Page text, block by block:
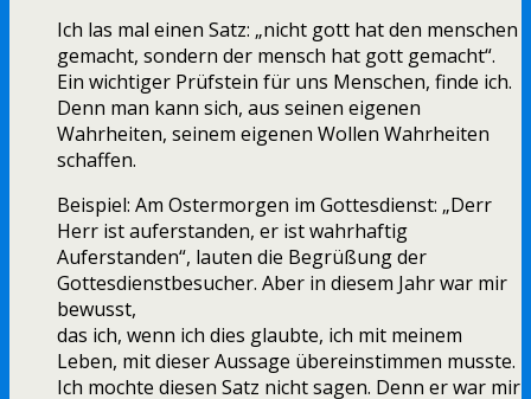
Ich las mal einen Satz: „nicht gott hat den menschen
gemacht, sondern der mensch hat gott gemacht“.
Ein wichtiger Prüfstein für uns Menschen, finde ich.
Denn man kann sich, aus seinen eigenen
Wahrheiten, seinem eigenen Wollen Wahrheiten
schaffen.
Beispiel: Am Ostermorgen im Gottesdienst: „Derr
Herr ist auferstanden, er ist wahrhaftig
Auferstanden“, lauten die Begrüßung der
Gottesdienstbesucher. Aber in diesem Jahr war mir
bewusst,
das ich, wenn ich dies glaubte, ich mit meinem
Leben, mit dieser Aussage übereinstimmen musste.
Ich mochte diesen Satz nicht sagen. Denn er war mir